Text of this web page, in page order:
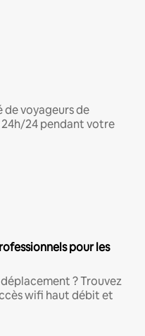
de voyageurs de
24 pendant votre
pour les
? Trouvez
wifi haut débit et